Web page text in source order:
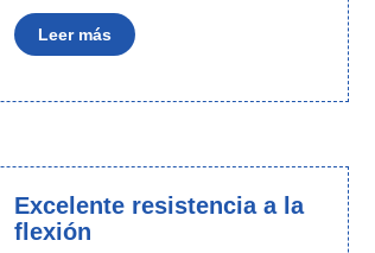
Leer más
Excelente resistencia a la
flexión